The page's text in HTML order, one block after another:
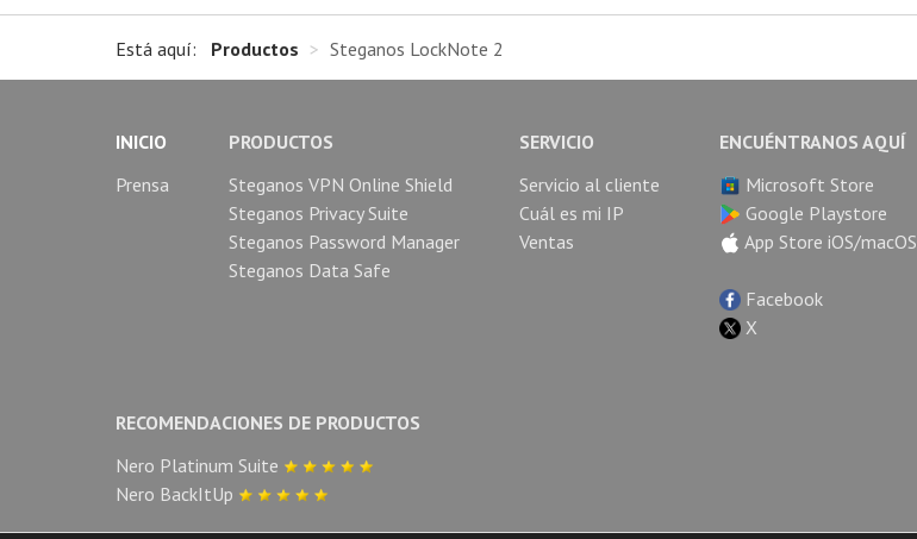
Está aquí: Productos > Steganos LockNote 2
INICIO
Prensa
PRODUCTOS
Steganos VPN Online Shield
Steganos Privacy Suite
Steganos Password Manager
Steganos Data Safe
SERVICIO
Servicio al cliente
Cuál es mi IP
Ventas
ENCUÉNTRANOS AQUÍ
Microsoft Store
Google Playstore
App Store iOS/macOS
Facebook
X
RECOMENDACIONES DE PRODUCTOS
Nero Platinum Suite
Nero BackItUp